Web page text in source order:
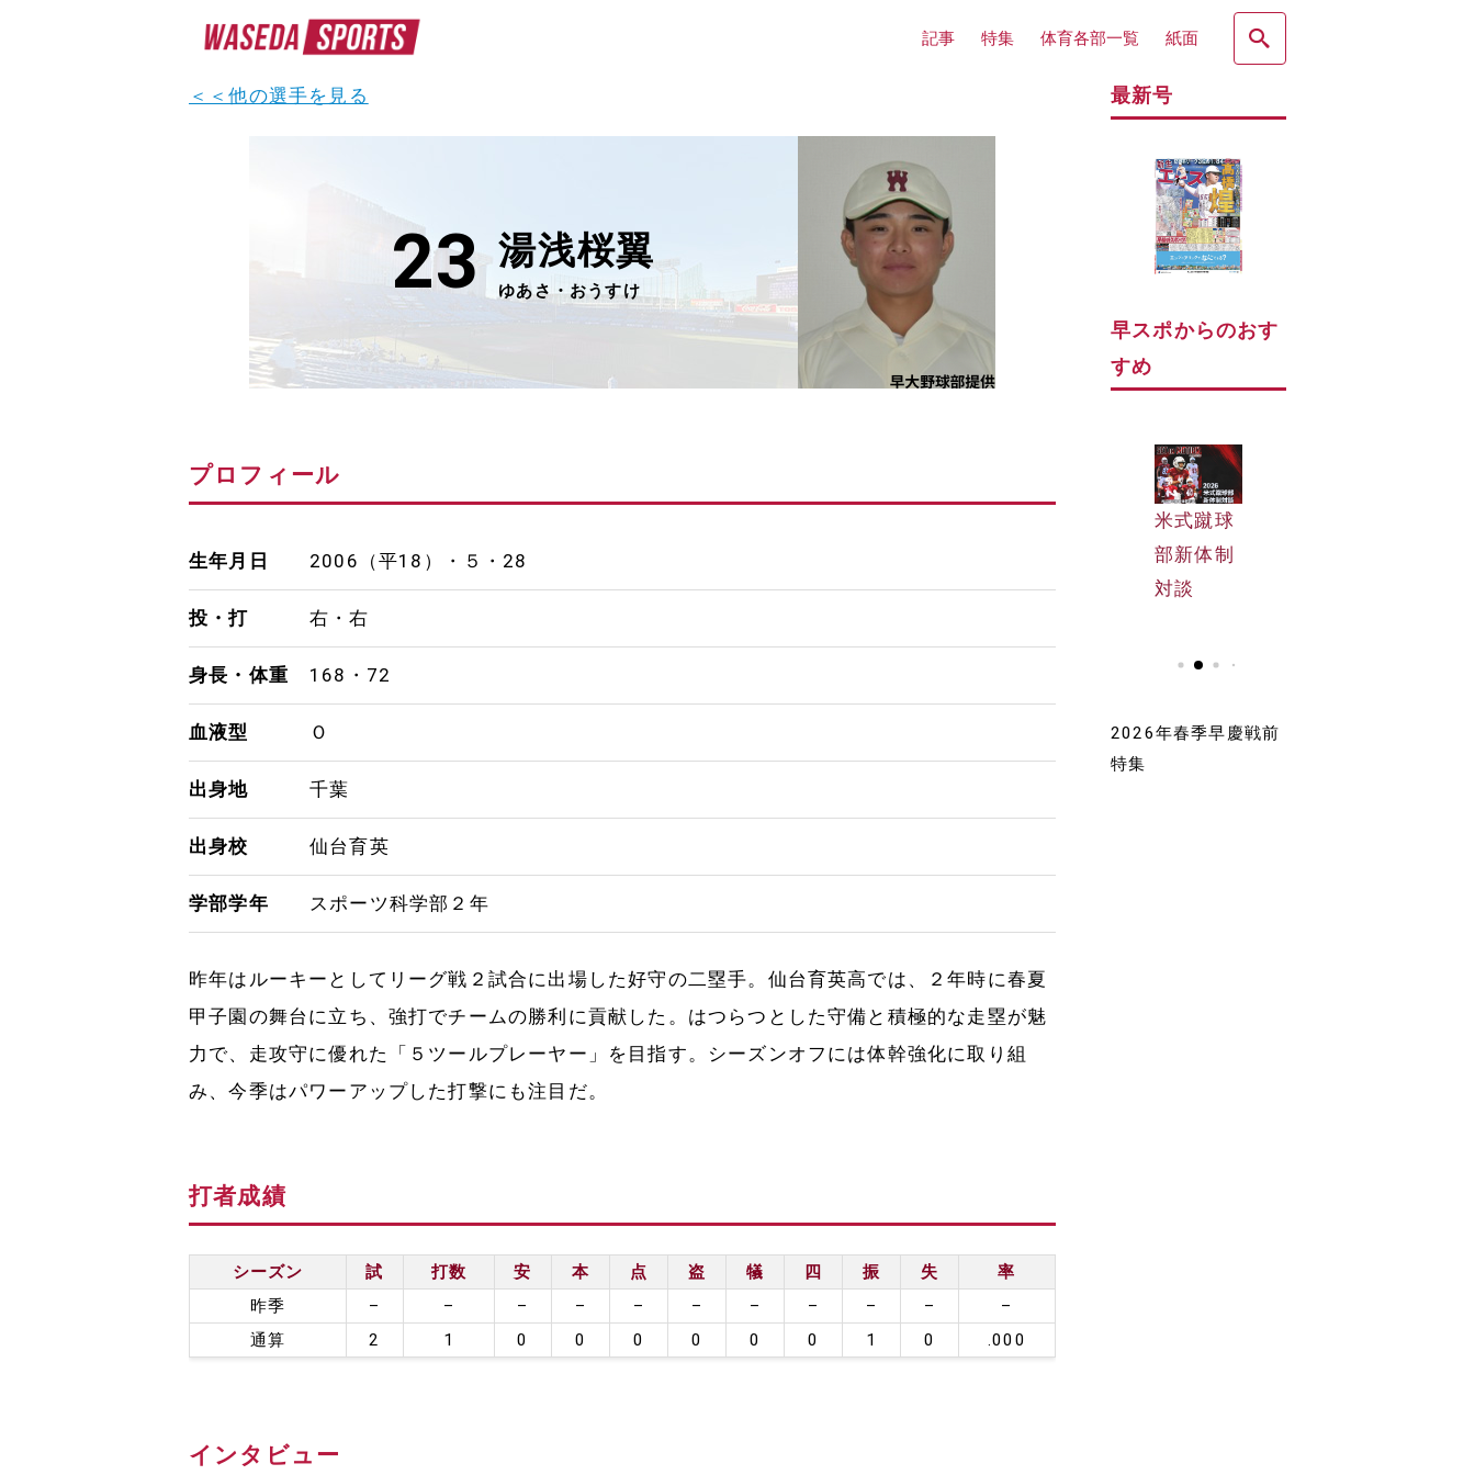
記事 特集 体育各部一覧 紙面
＜＜他の選手を見る
23 湯浅桜翼
ゆあさ・おうすけ
プロフィール
生年月日 2006（平18）・５・28
投・打 右・右
身長・体重 168・72
血液型 Ｏ
出身地 千葉
出身校 仙台育英
学部学年 スポーツ科学部２年
昨年はルーキーとしてリーグ戦２試合に出場した好守の二塁手。仙台育英高では、２年時に春夏
甲子園の舞台に立ち、強打でチームの勝利に貢献した。はつらつとした守備と積極的な走塁が魅
力で、走攻守に優れた「５ツールプレーヤー」を目指す。シーズンオフには体幹強化に取り組
み、今季はパワーアップした打撃にも注目だ。
打者成績
シーズン 試 打数 安 本 点 盗 犠 四 振 失
率
昨季
– – – – – – – – – –
–
通算
2 1 0 0 0 0 0 0 1 0 .000
インタビュー
最新号
早スポからのおす
すめ
早大野球
部選手名
鑑
米式蹴球
部新体制
対談
早大野球
部選手名
鑑
2026年春季早慶戦前
特集